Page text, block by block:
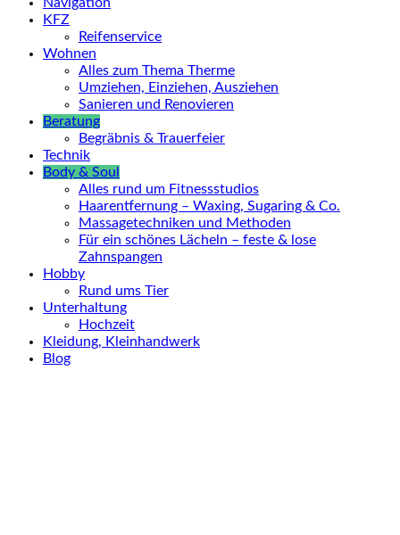
KFZ
Reifenservice
Wohnen
Alles zum Thema Therme
Umziehen, Einziehen, Ausziehen
Sanieren und Renovieren
Beratung
Begräbnis & Trauerfeier
Technik
Body & Soul
Alles rund um Fitnessstudios
Haarentfernung – Waxing, Sugaring & Co.
Massagetechniken und Methoden
Für ein schönes Lächeln – feste & lose
Zahnspangen
Hobby
Rund ums Tier
Unterhaltung
Hochzeit
Kleidung, Kleinhandwerk
Blog